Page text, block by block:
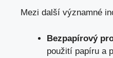
Mezi další významné
Bezpapírový
použití papíru a